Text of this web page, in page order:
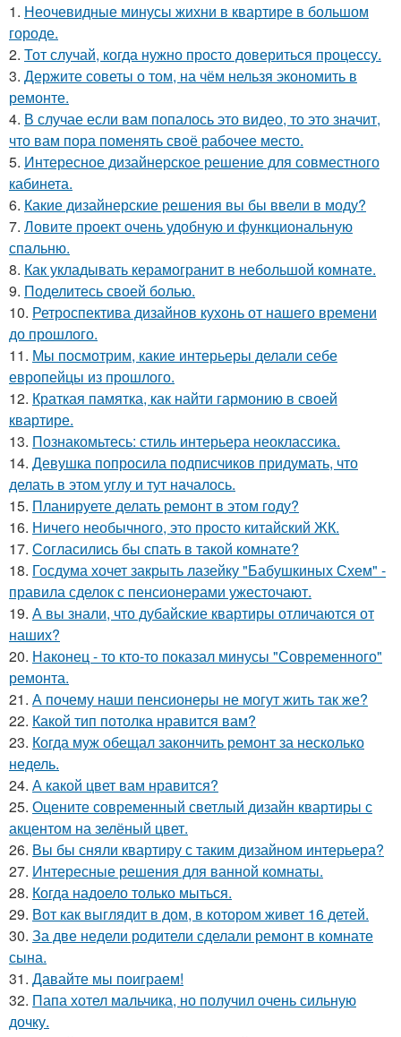
1. Неочевидные минусы жихни в квартире в большом
городе.
2. Тот случай, когда нужно просто довериться процессу.
3. Держите советы о том, на чём нельзя экономить в
ремонте.
4. В случае если вам попалось это видео, то это значит,
что вам пора поменять своё рабочее место.
5. Интересное дизайнерское решение для совместного
кабинета.
6. Какие дизайнерские решения вы бы ввели в моду?
7. Ловите проект очень удобную и функциональную
спальню.
8. Как укладывать керамогранит в небольшой комнате.
9. Поделитесь своей болью.
10. Ретроспектива дизайнов кухонь от нашего времени
до прошлого.
11. Мы посмотрим, какие интерьеры делали себе
европейцы из прошлого.
12. Краткая памятка, как найти гармонию в своей
квартире.
13. Познакомьтесь: стиль интерьера неоклассика.
14. Девушка попросила подписчиков придумать, что
делать в этом углу и тут началось.
15. Планируете делать ремонт в этом году?
16. Ничего необычного, это просто китайский ЖК.
17. Согласились бы спать в такой комнате?
18. Госдума хочет закрыть лазейку "Бабушкиных Схем" -
правила сделок с пенсионерами ужесточают.
19. А вы знали, что дубайские квартиры отличаются от
наших?
20. Наконец - то кто-то показал минусы "Современного"
ремонта.
21. А почему наши пенсионеры не могут жить так же?
22. Какой тип потолка нравится вам?
23. Когда муж обещал закончить ремонт за несколько
недель.
24. А какой цвет вам нравится?
25. Оцените современный светлый дизайн квартиры с
акцентом на зелёный цвет.
26. Вы бы сняли квартиру с таким дизайном интерьера?
27. Интересные решения для ванной комнаты.
28. Когда надоело только мыться.
29. Вот как выглядит в дом, в котором живет 16 детей.
30. За две недели родители сделали ремонт в комнате
сына.
31. Давайте мы поиграем!
32. Папа хотел мальчика, но получил очень сильную
дочку.